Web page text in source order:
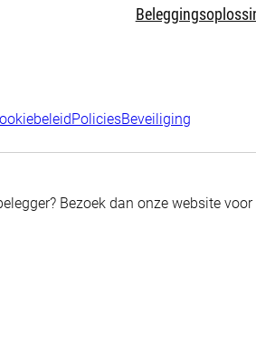
PoliciesBeveiliging
Bezoek dan onze website voor